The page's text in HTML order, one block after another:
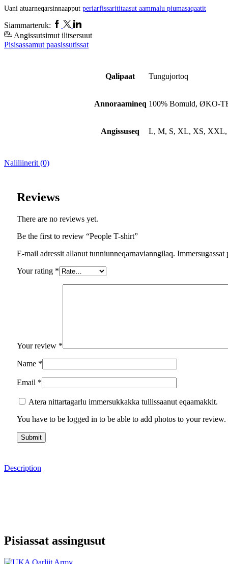
Uani atuarneqarsinnaapput periarfissarititaasut aammalu piumasaqaatit
Siammarteruk: Facebook
TwitterLinkedin
Angissutsimut ilitsersuut
Pisisassamut paasissutissat
Qalipaat Tungujortoq
Annoraamineq 100% Bomuld, ØKO-
Angissuseq L, M, S, XL, XS,
Naliliinerit (0)
Reviews
There are no reviews yet.
Be the first to review “People T-shirt”
E-mail adressit allanut tunniunneqarnavianngilaq.
Your rating *
Your review *
Name *
Email *
Atera nittartagarlu immersukkakka tullissaanut eqaamakkit.
You have to be logged in to be able to add photos to your review.
Description
Pisiassat assingusut